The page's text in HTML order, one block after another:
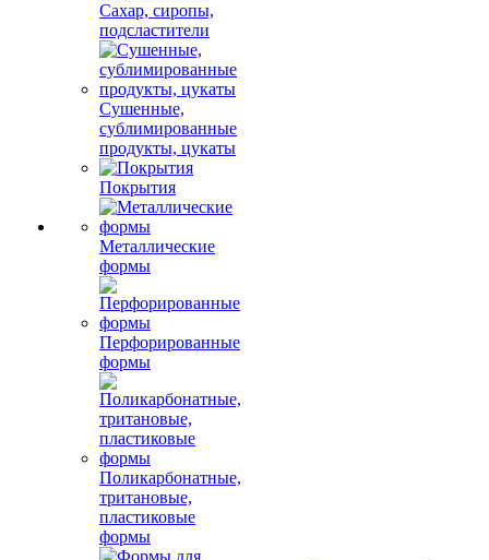
Сахар, сиропы,
подсластители
Сушенные,
сублимированные
продукты, цукаты
Покрытия
Металлические
формы
Перфорированные
формы
Поликарбонатные,
тритановые,
пластиковые
формы